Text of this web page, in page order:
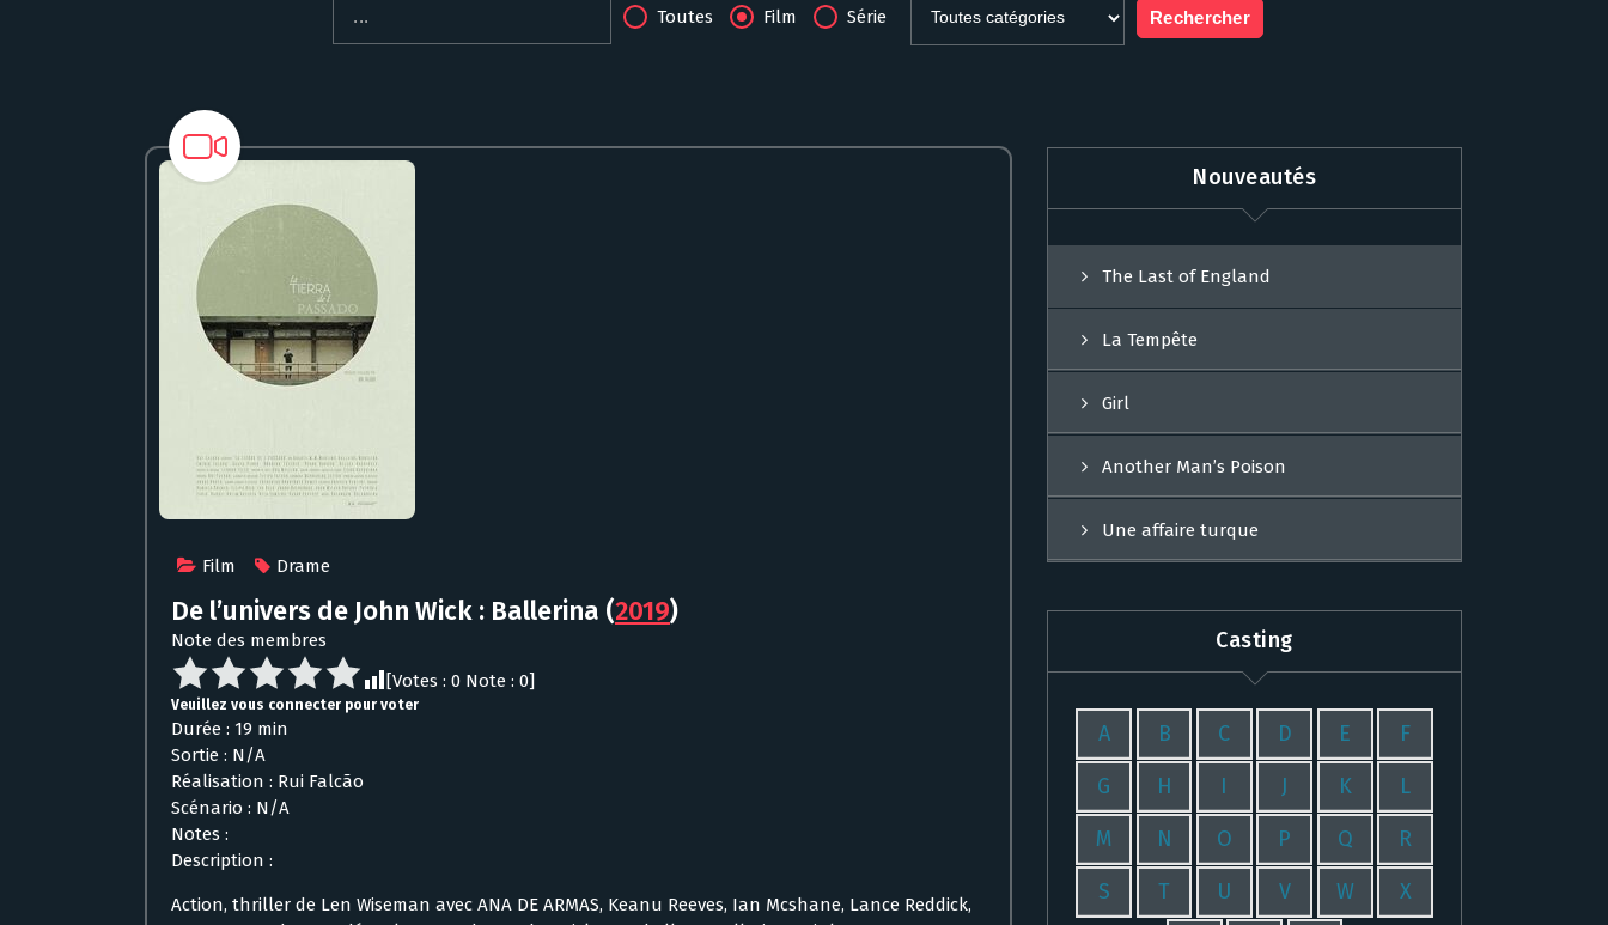
Toutes Film Série
Film Drame
De l’univers de John Wick : Ballerina (2019)
Note des membres
[Votes : 0 Note : 0]
Veuillez vous connecter pour voter
Durée : 19 min
Sortie : N/A
Réalisation : Rui Falcão
Scénario : N/A
Notes :
Description :
Action, thriller de Len Wiseman avec ANA DE ARMAS, Keanu Reeves, Ian Mcshane, Lance Reddick,
Nouveautés
The Last of England
La Tempête
Girl
Another Man’s Poison
Une affaire turque
Casting
A B C D E F
G H I J K L
M N O P Q R
S T U V W X